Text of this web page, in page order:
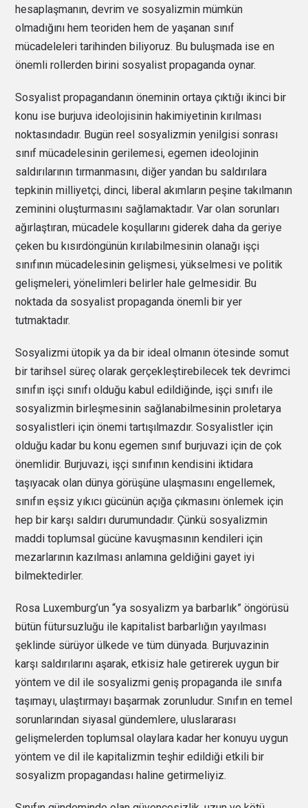
hesaplaşmanın, devrim ve sosyalizmin mümkün
olmadığını hem teoriden hem de yaşanan sınıf
mücadeleleri tarihinden biliyoruz. Bu buluşmada ise en
önemli rollerden birini sosyalist propaganda oynar.
Sosyalist propagandanın öneminin ortaya çıktığı ikinci bir
konu ise burjuva ideolojisinin hakimiyetinin kırılması
noktasındadır. Bugün reel sosyalizmin yenilgisi sonrası
sınıf mücadelesinin gerilemesi, egemen ideolojinin
saldırılarının tırmanmasını, diğer yandan bu saldırılara
tepkinin milliyetçi, dinci, liberal akımların peşine takılmanın
zeminini oluşturmasını sağlamaktadır. Var olan sorunları
ağırlaştıran, mücadele koşullarını giderek daha da geriye
çeken bu kısırdöngünün kırılabilmesinin olanağı işçi
sınıfının mücadelesinin gelişmesi, yükselmesi ve politik
gelişmeleri, yönelimleri belirler hale gelmesidir. Bu
noktada da sosyalist propaganda önemli bir yer
tutmaktadır.
Sosyalizmi ütopik ya da bir ideal olmanın ötesinde somut
bir tarihsel süreç olarak gerçekleştirebilecek tek devrimci
sınıfın işçi sınıfı olduğu kabul edildiğinde, işçi sınıfı ile
sosyalizmin birleşmesinin sağlanabilmesinin proletarya
sosyalistleri için önemi tartışılmazdır. Sosyalistler için
olduğu kadar bu konu egemen sınıf burjuvazi için de çok
önemlidir. Burjuvazi, işçi sınıfının kendisini iktidara
taşıyacak olan dünya görüşüne ulaşmasını engellemek,
sınıfın eşsiz yıkıcı gücünün açığa çıkmasını önlemek için
hep bir karşı saldırı durumundadır. Çünkü sosyalizmin
maddi toplumsal gücüne kavuşmasının kendileri için
mezarlarının kazılması anlamına geldiğini gayet iyi
bilmektedirler.
Rosa Luxemburg’un “ya sosyalizm ya barbarlık” öngörüsü
bütün fütursuzluğu ile kapitalist barbarlığın yayılması
şeklinde sürüyor ülkede ve tüm dünyada. Burjuvazinin
karşı saldırılarını aşarak, etkisiz hale getirerek uygun bir
yöntem ve dil ile sosyalizmi geniş propaganda ile sınıfa
taşımayı, ulaştırmayı başarmak zorunludur. Sınıfın en temel
sorunlarından siyasal gündemlere, uluslararası
gelişmelerden toplumsal olaylara kadar her konuyu uygun
yöntem ve dil ile kapitalizmin teşhir edildiği etkili bir
sosyalizm propagandası haline getirmeliyiz.